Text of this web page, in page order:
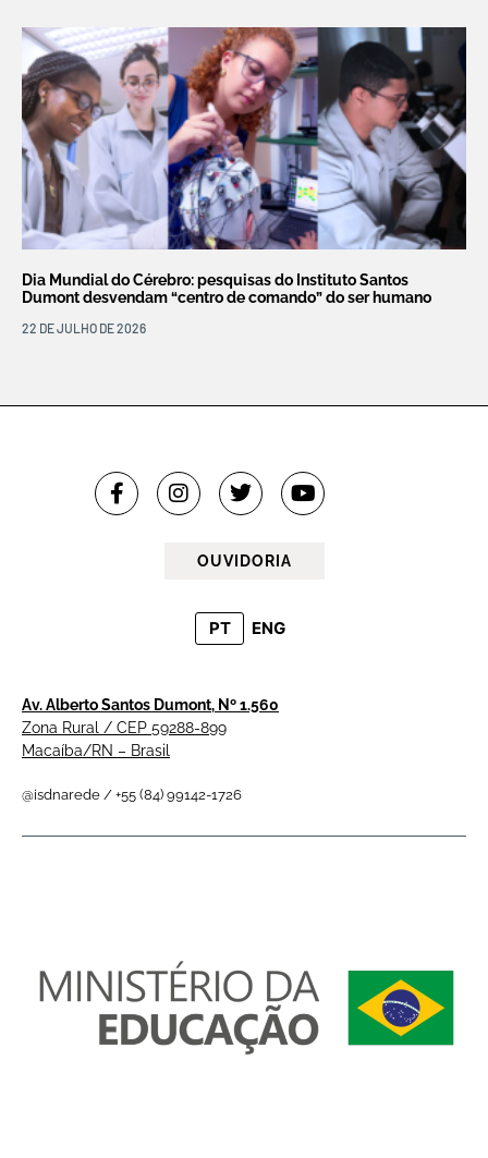
Dia Mundial do Cérebro: pesquisas do Instituto Santos
Dumont desvendam “centro de comando” do ser humano
22 DE JULHO DE 2026
OUVIDORIA
PT ENG
Av. Alberto Santos Dumont, Nº 1.560
Zona Rural / CEP 59288-899
Macaíba/RN – Brasil
@isdnarede / +55 (84) 99142-1726